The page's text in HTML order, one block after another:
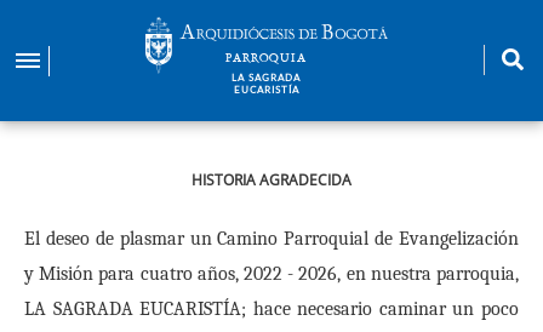
contenido
PARROQUIA
LA SAGRADA
EUCARISTÍA
HISTORIA AGRADECIDA
El deseo de plasmar un Camino Parroquial de Evangelización
y Misión para cuatro años, 2022 - 2026, en nuestra parroquia,
LA SAGRADA EUCARISTÍA; hace necesario caminar un poco